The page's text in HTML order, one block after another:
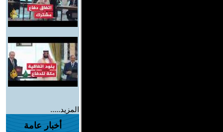
المزيد.....
أخبار عامة